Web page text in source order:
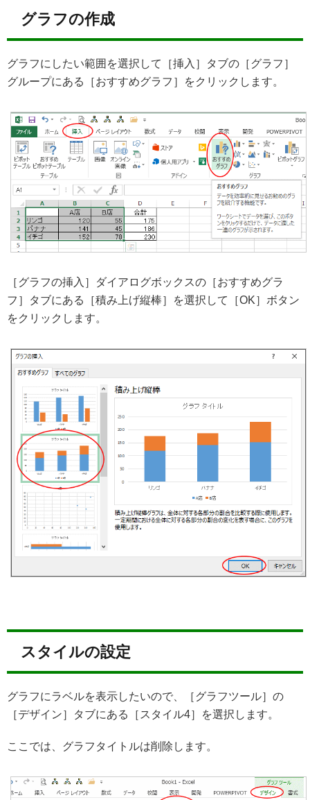
グラフの作成
グラフにしたい範囲を選択して［挿入］タブの［グラフ］
グループにある［おすすめグラフ］をクリックします。
［グラフの挿入］ダイアログボックスの［おすすめグラ
フ］タブにある［積み上げ縦棒］を選択して［OK］ボタン
をクリックします。
スタイルの設定
グラフにラベルを表示したいので、［グラフツール］の
［デザイン］タブにある［スタイル4］を選択します。
ここでは、グラフタイトルは削除します。